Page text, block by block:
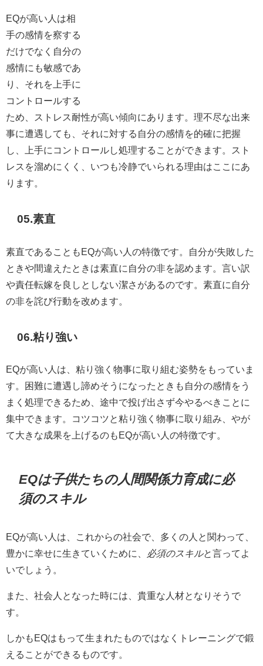
EQが高い人は相
手の感情を察する
だけでなく自分の
感情にも敏感であ
り、それを上手に
コントロールする
ため、ストレス耐性が高い傾向にあります。理不尽な出来
事に遭遇しても、それに対する自分の感情を的確に把握
し、上手にコントロールし処理することができます。スト
レスを溜めにくく、いつも冷静でいられる理由はここにあ
ります。
05.素直
素直であることもEQが高い人の特徴です。自分が失敗した
ときや間違えたときは素直に自分の非を認めます。言い訳
や責任転嫁を良しとしない潔さがあるのです。素直に自分
の非を詫び行動を改めます。
06.粘り強い
EQが高い人は、粘り強く物事に取り組む姿勢をもっていま
す。困難に遭遇し諦めそうになったときも自分の感情をう
まく処理できるため、途中で投げ出さず今やるべきことに
集中できます。コツコツと粘り強く物事に取り組み、やが
て大きな成果を上げるのもEQが高い人の特徴です。
EQは子供たちの人間関係力育成に必
須のスキル
EQが高い人は、これからの社会で、多くの人と関わって、
豊かに幸せに生きていくために、
必須のスキルと言ってよ
いでしょう。
また、社会人となった時には、貴重な人材となりそうで
す。
しかもEQはもって生まれたものではなくトレーニングで鍛
えることができるものです。